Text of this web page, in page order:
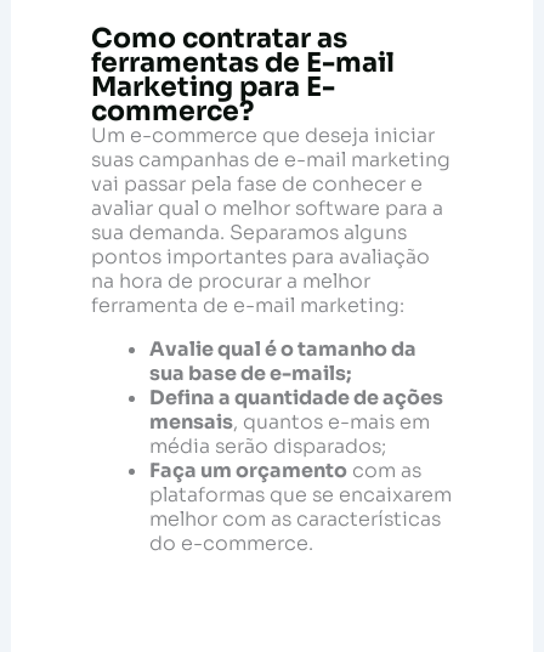
Como contratar as
ferramentas de E-mail
Marketing para E-
commerce?
Um e-commerce que deseja iniciar
suas campanhas de e-mail marketing
vai passar pela fase de conhecer e
avaliar qual o melhor software para a
sua demanda. Separamos alguns
pontos importantes para avaliação
na hora de procurar a melhor
ferramenta de e-mail marketing:
Avalie qual é o tamanho da
sua base de e-mails;
Defina a quantidade de ações
mensais, quantos e-mais em
média serão disparados;
Faça um orçamentocom as
plataformas que se encaixarem
melhor com as características
do e-commerce.